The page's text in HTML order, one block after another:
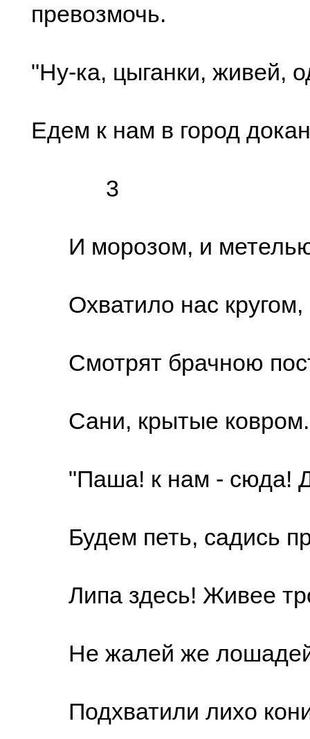
превозмочь.
"Ну-ка, цыганки, живей,
Едем к нам в город
3
И морозом, и
Охватило нас кругом,
Смотрят брачною
Сани, крытые ковром.
"Паша! к нам - сюда!
Будем петь, садись
Липа здесь! Живее
Не жалей же
Подхватили лихо